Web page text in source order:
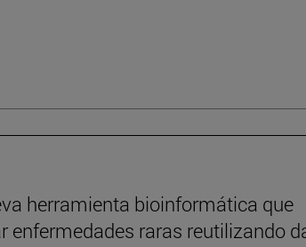
herramienta bioinformática que
enfermedades raras reutilizando